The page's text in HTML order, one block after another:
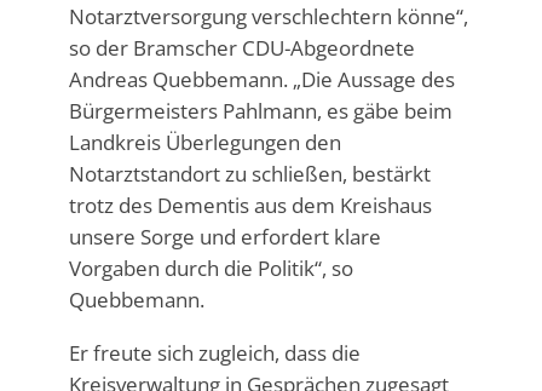
Notarztversorgung verschlechtern könne“,
so der Bramscher CDU-Abgeordnete
Andreas Quebbemann. „Die Aussage des
Bürgermeisters Pahlmann, es gäbe beim
Landkreis Überlegungen den
Notarztstandort zu schließen, bestärkt
trotz des Dementis aus dem Kreishaus
unsere Sorge und erfordert klare
Vorgaben durch die Politik“, so
Quebbemann.
Er freute sich zugleich, dass die
Kreisverwaltung in Gesprächen zugesagt